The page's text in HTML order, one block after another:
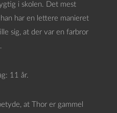
i skolen. Det mest
har en lettere manieret
sig, at der var en farbror
11 år.
at Thor er gammel